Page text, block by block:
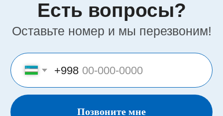
конфиденциальности
+998(78)140-18-68
+998(90)350-03-38